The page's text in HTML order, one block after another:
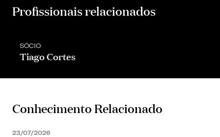
Profissionais relacionados
SÓCIO
Tiago Cortes
Conhecimento Relacionado
23/07/2026